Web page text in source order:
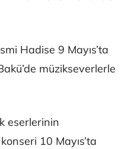
Hadise 9 Mayıs’ta
müzikseverlerle
eserlerinin
10 Mayıs’ta